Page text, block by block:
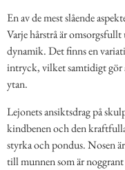
En av de mest slående
Varje hårstrå är
dynamik. Det finns en
intryck, vilket samtidigt gör
ytan.
Lejonets ansiktsdrag på
kindbenen och den
styrka och pondus. Nosen
till munnen som är